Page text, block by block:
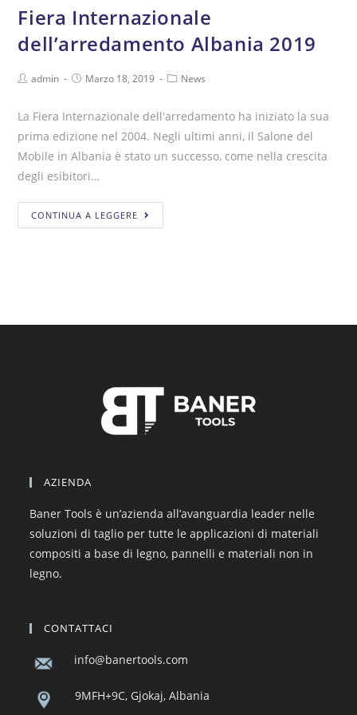
Fiera Internazionale
dell’arredamento Albania 2019
Postadmin
PostMarzo 18, 2019
PostNews
La Fiera Internazionale dell'arredamento ha iniziato la sua
prima edizione nel 2004. Negli ultimi anni, il Salone del
Mobile in Albania è stato un successo, come nella crescita
degli esibitori…
CONTINUA A LEGGERE
Internazionale
AZIENDA
Baner Tools è un’azienda all’avanguardia leader nelle
soluzioni di taglio per tutte le applicazioni di materiali
compositi a base di legno, pannelli e materiali non in
legno.
CONTATTACI
info@banertools.com
9MFH+9C, Gjokaj, Albania